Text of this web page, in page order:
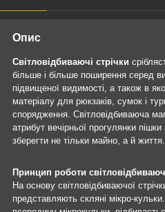
Опис
Світловідбиваючі стрічки
більше і більше поширення серед
підвищеної видимості, а також в
матеріалу для рюкзаків, сумок і
спорядження. Світловідбиваюча
атрибут вечірньої прогулянки
зберегти не тільки майно, а й життя.
Принцип роботи
На основу світловідбиваючої
представляють скляні мікро-